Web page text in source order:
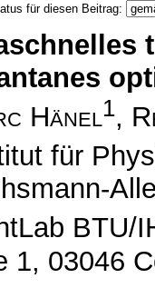
für diesen Beitrag:
Hänel1,
für
BTU/
1, 03046